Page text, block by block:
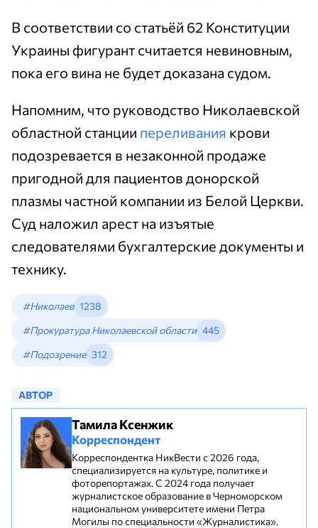
В соответствии со статьёй 62 Конституции
Украины фигурант считается невиновным,
пока его вина не будет доказана судом.
Напомним, что руководство Николаевской
областной станции переливания крови
подозревается в незаконной продаже
пригодной для пациентов донорской
плазмы частной компании из Белой Церкви.
Суд наложил арест на изъятые
следователями бухгалтерские документы и
технику.
#Николаев 1238
#Прокуратура Николаевской области 445
#Подозрение 312
АВТОР
Тамила Ксенжик
Корреспондент
Корреспондентка НикВести с 2026 года,
специализируется на культуре, политике и
фоторепортажах. С 2024 года получает
журналистское образование в Черноморском
национальном университете имени Петра
Могилы по специальности «Журналистика».